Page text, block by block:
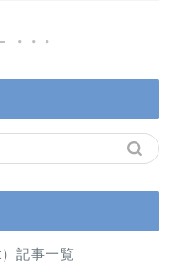
記事一覧